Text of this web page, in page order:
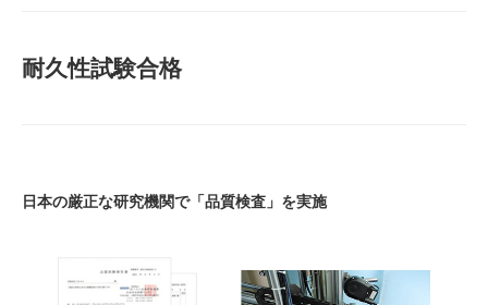
耐久性試験合格
日本の厳正な研究機関で「品質検査」を実施